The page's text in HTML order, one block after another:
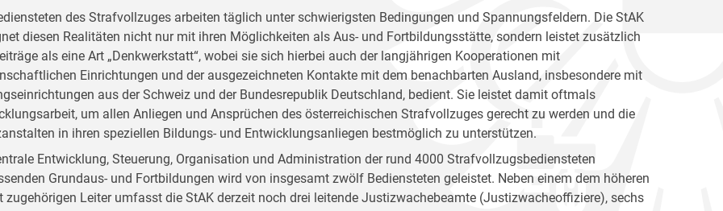
des Strafvollzuges arbeiten täglich unter schwierigsten Bedingungen und Spannungsfeldern. Die StAK
diesen Realitäten nicht nur mit ihren Möglichkeiten als Aus- und Fortbildungsstätte, sondern leistet zusätzlich
als eine Art „Denkwerkstatt“, wobei sie sich hierbei auch der langjährigen Kooperationen mit
Einrichtungen und der ausgezeichneten Kontakte mit dem benachbarten Ausland, insbesondere mit
aus der Schweiz und der Bundesrepublik Deutschland, bedient. Sie leistet damit oftmals
um allen Anliegen und Ansprüchen des österreichischen Strafvollzuges gerecht zu werden und die
in ihren speziellen Bildungs- und Entwicklungsanliegen bestmöglich zu unterstützen.
Entwicklung, Steuerung, Organisation und Administration der rund 4000 Strafvollzugsbediensteten
Grundaus- und Fortbildungen wird von insgesamt zwölf Bediensteten geleistet. Neben einem dem höheren
zugehörigen Leiter umfasst die StAK derzeit noch drei leitende Justizwachebeamte (Justizwacheoffiziere), sechs